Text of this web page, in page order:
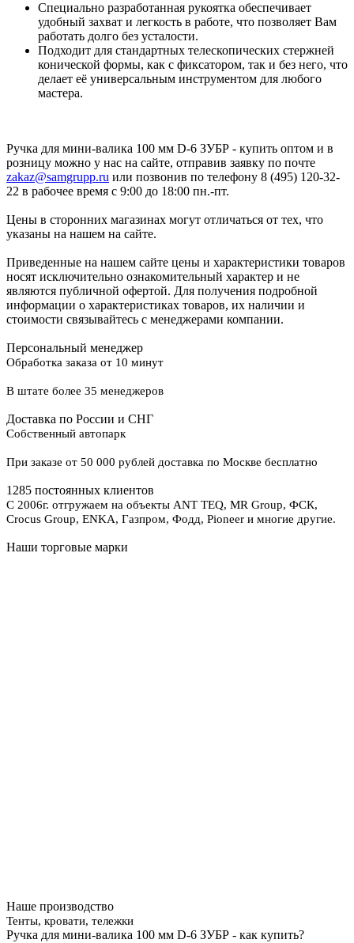
Специально разработанная рукоятка обеспечивает
удобный захват и легкость в работе, что позволяет Вам
работать долго без усталости.
Подходит для стандартных телескопических стержней
конической формы, как с фиксатором, так и без него, что
делает её универсальным инструментом для любого
мастера.
Ручка для мини-валика 100 мм D-6 ЗУБР - купить оптом и в
розницу можно у нас на сайте, отправив заявку по почте
zakaz@samgrupp.ru или позвонив по телефону 8 (495) 120-32-
22 в рабочее время с 9:00 до 18:00 пн.-пт.
Цены в сторонних магазинах могут отличаться от тех, что
указаны на нашем на сайте.
Приведенные на нашем сайте цены и характеристики товаров
носят исключительно ознакомительный характер и не
являются публичной офертой. Для получения подробной
информации о характеристиках товаров, их наличии и
стоимости связывайтесь с менеджерами компании.
Персональный менеджер
Обработка заказа от 10 минут
В штате более 35 менеджеров
Доставка по России и СНГ
Собственный автопарк
При заказе от 50 000 рублей доставка по Москве бесплатно
1285 постоянных клиентов
С 2006г. отгружаем на объекты ANT TEQ, MR Group, ФСК,
Crocus Group, ENKA, Газпром, Фодд, Pioneer и многие другие.
Наши торговые марки
Наше производство
Тенты, кровати, тележки
Ручка для мини-валика 100 мм D-6 ЗУБР - как купить?